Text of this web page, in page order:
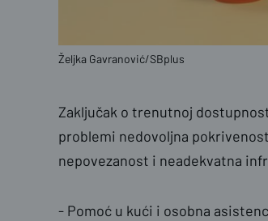
Željka Gavranović/SBplus
Zaključak o trenutnoj
problemi nedovoljna
nepovezanost i neadekvatna
- Pomoć u kući i osobna